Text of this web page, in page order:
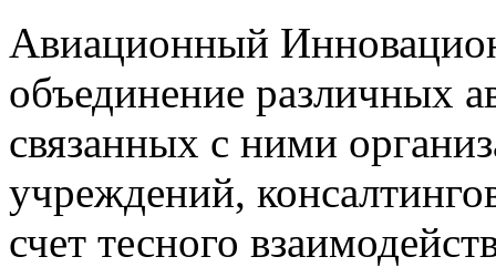
Авиационный
объединение различных
связанных с ними
учреждений,
счет тесного